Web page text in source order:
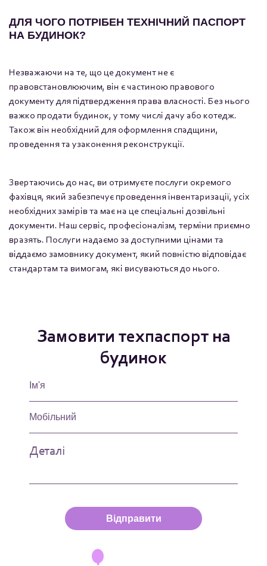
ДЛЯ ЧОГО ПОТРІБЕН ТЕХНІЧНИЙ ПАСПОРТ
НА БУДИНОК?
Незважаючи на те, що це документ не є
правовстановлюючим, він є частиною правового
документу для підтвердження права власності. Без нього
важко продати будинок, у тому числі дачу або котедж.
Також він необхідний для оформлення спадщини,
проведення та узаконення реконструкції.
Звертаючись до нас, ви отримуєте послуги окремого
фахівця, який забезпечує проведення інвентаризації, усіх
необхідних замірів та має на це спеціальні дозвільні
документи. Наш сервіс, професіоналізм, терміни приємно
вразять. Послуги надаємо за доступними цінами та
віддаємо замовнику документ, який повністю відповідає
стандартам та вимогам, які висуваються до нього.
Замовити техпаспорт на
будинок
Відправити